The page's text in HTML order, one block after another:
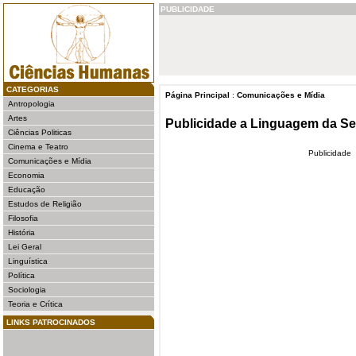
CATEGORIAS
Antropologia
Artes
Ciências Politicas
Cinema e Teatro
Comunicações e Mídia
Economia
Educação
Estudos de Religião
Filosofia
História
Lei Geral
Linguística
Política
Sociologia
Teoria e Crítica
LINKS PATROCINADOS
PUBLICIDADE
Página Principal : Comunicações e Mídia
Publicidade a Linguagem da
Publicidade